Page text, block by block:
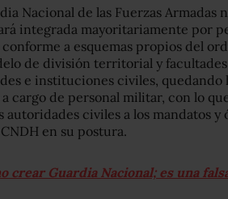
Nacional de las Fuerzas Armadas
integrada mayoritariamente por
a esquemas propios del
de división territorial y
e instituciones civiles, quedando
cargo de personal militar, con lo
civiles a los mandatos y
en su postura.
crear Guardia Nacional; es una